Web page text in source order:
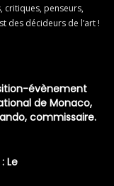
critiques, penseurs,
des décideurs de l’art !
évènement
de Monaco,
commissaire.
Le